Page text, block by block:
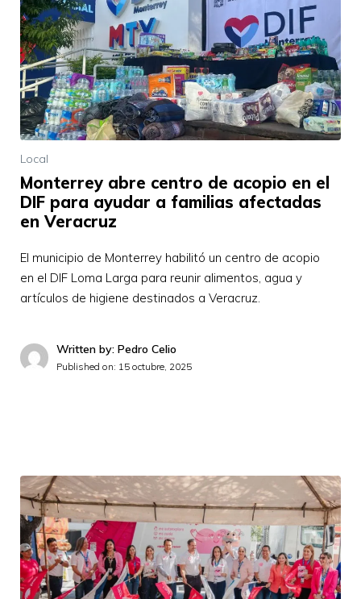
Local
Monterrey abre centro de acopio en el
DIF para ayudar a familias afectadas
en Veracruz
El municipio de Monterrey habilitó un centro de acopio
en el DIF Loma Larga para reunir alimentos, agua y
artículos de higiene destinados a Veracruz.
Written by: Pedro Celio
Published on: 15 octubre, 2025